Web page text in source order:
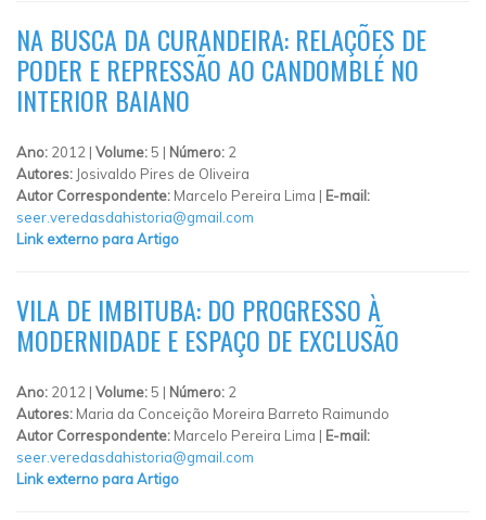
NA BUSCA DA CURANDEIRA: RELAÇÕES DE
PODER E REPRESSÃO AO CANDOMBLÉ NO
INTERIOR BAIANO
Ano: 2012 | Volume:5 | Número: 2
Autores: Josivaldo Pires de Oliveira
Autor Correspondente: Marcelo Pereira Lima | E-mail:
seer.veredasdahistoria@gmail.com
Link externo para Artigo
VILA DE IMBITUBA: DO PROGRESSO À
MODERNIDADE E ESPAÇO DE EXCLUSÃO
Ano: 2012 | Volume:5 | Número: 2
Autores: Maria da Conceição Moreira Barreto Raimundo
Autor Correspondente: Marcelo Pereira Lima | E-mail:
seer.veredasdahistoria@gmail.com
Link externo para Artigo